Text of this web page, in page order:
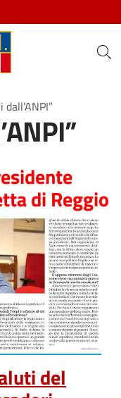
di Reggio
del